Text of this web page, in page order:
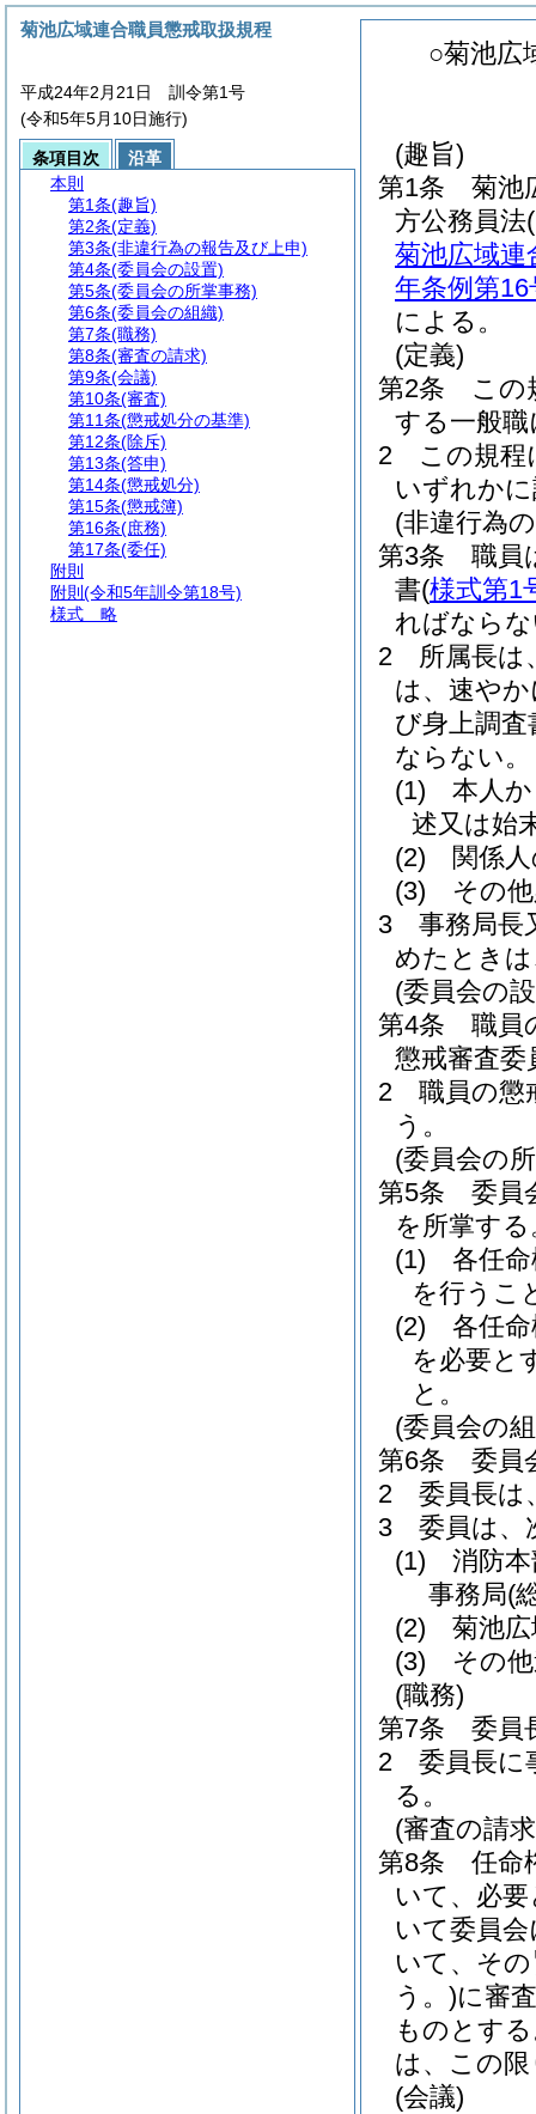
○菊池広
(趣旨)
第1条
菊池
方公務員法
菊池広域
年条例第16
による。
(定義)
第2条
この
する一般
2
この規程
いずれか
(非違行為
第3条
職員
書(様式第1
ればなら
2
所属長は
は、速や
び身上調査
ならない。
(1)
本人
述又は始
(2)
関係
(3)
その
3
事務局長
めたとき
(委員会の
第4条
職員
懲戒審査委
2
職員の懲
う。
(委員会の
第5条
委員
を所掌する
(1)
各任
を行うこ
(2)
各任
を必要と
と。
(委員会の
第6条
委員
2
委員長は
3
委員は、
(1)
消防
事務局(
(2)
菊池
(3)
その
(職務)
第7条
委員
2
委員長に
る。
(審査の請
第8条
任命
いて、必
いて委員
いて、そ
う。)に審
ものとす
は、この
(会議)
菊池広域連合職員懲戒取扱規程
平成24年2月21日 訓令第1号
(令和5年5月10日施行)
条項目次
沿革
本則
第1条(趣旨)
第2条(定義)
第3条(非違行為の報告及び上申)
第4条(委員会の設置)
第5条(委員会の所掌事務)
第6条(委員会の組織)
第7条(職務)
第8条(審査の請求)
第9条(会議)
第10条(審査)
第11条(懲戒処分の基準)
第12条(除斥)
第13条(答申)
第14条(懲戒処分)
第15条(懲戒簿)
第16条(庶務)
第17条(委任)
附則
附則 (令和5年訓令第18号)
様式 略